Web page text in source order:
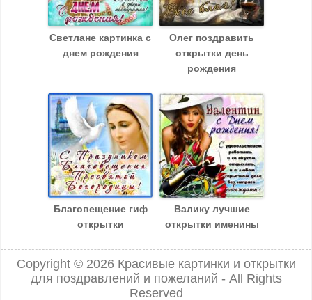
Светлане картинка с
днем рождения
Олег поздравить
открытки день
рождения
Благовещение гиф
открытки
Валику лучшие
открытки именины
Copyright © 2026 Красивые картинки и открытки
для поздравлений и пожеланий - All Rights
Reserved